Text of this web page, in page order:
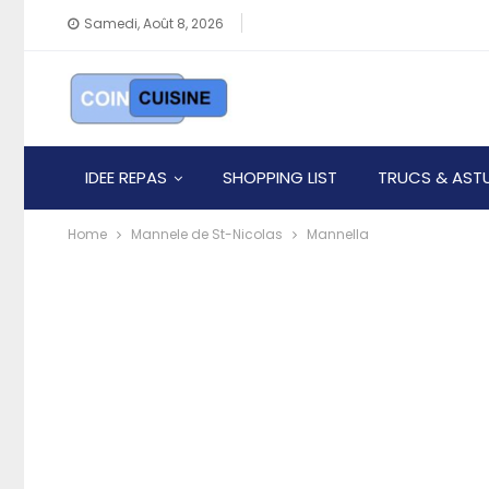
Samedi, Août 8, 2026
IDEE REPAS SHOPPING LIST TRUCS &
Home Mannele de St-Nicolas Mannella